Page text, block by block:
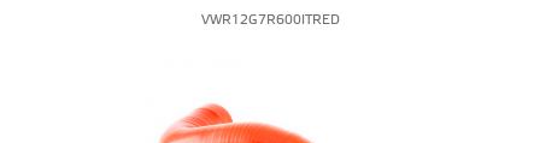
VWR12G7R600ITRED